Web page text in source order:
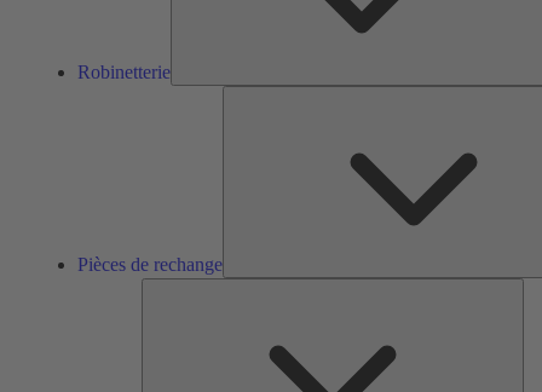
Robinetterie
Pièces de rechange